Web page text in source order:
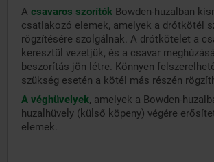
A csavaros szorítók Bowden-huzalban
csatlakozó elemek, amelyek a drótkötél
rögzítésére szolgálnak. A drótkötelet a
keresztül vezetjük, és a csavar
beszorítás jön létre. Könnyen
szükség esetén a kötél más részén
A véghüvelyek, amelyek a Bowden-
huzalhüvely (külső köpeny) végére
elemek.